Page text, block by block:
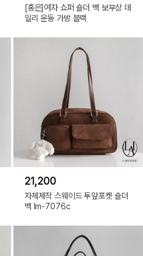
[홍은]여자 쇼퍼 숄더 백 보부상 데
일리 운동 가방 블랙
21,200
자체제작 스웨이드 투앞포켓 숄더
백 lm-7076c